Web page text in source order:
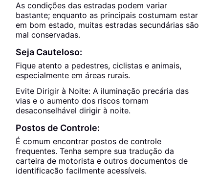
As condições das estradas podem variar
bastante; enquanto as principais costumam estar
em bom estado, muitas estradas secundárias são
mal conservadas.
Seja Cauteloso:
Fique atento a pedestres, ciclistas e animais,
especialmente em áreas rurais.
Evite Dirigir à Noite: A iluminação precária das
vias e o aumento dos riscos tornam
desaconselhável dirigir à noite.
Postos de Controle:
É comum encontrar postos de controle
frequentes. Tenha sempre sua tradução da
carteira de motorista e outros documentos de
identificação facilmente acessíveis.